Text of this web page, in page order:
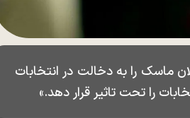
ماسک را به دخالت در انتخابات
را تحت تاثیر قرار دهد.»